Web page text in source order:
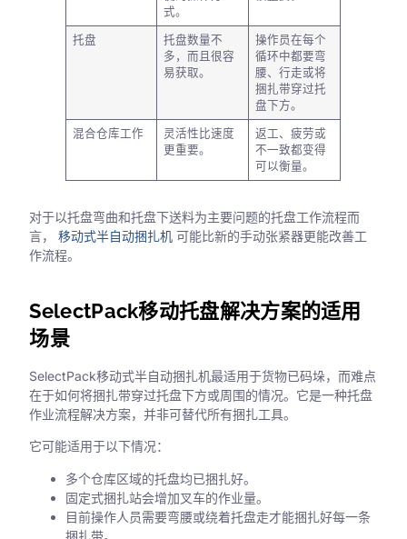
式。
托盘
托盘数量不
多，而且很容
易获取。
操作员在每个
循环中都要弯
腰、行走或将
捆扎带穿过托
盘下方。
混合仓库工作
灵活性比速度
更重要。
返工、疲劳或
不一致都变得
可以衡量。
对于以托盘弯曲和托盘下送料为主要问题的托盘工作流程而
言，移动式半自动捆扎机 可能比新的手动张紧器更能改善工
作流程。
SelectPack移动托盘解决方案的适用
场景
SelectPack移动式半自动捆扎机最适用于货物已码垛，而难点
在于如何将捆扎带穿过托盘下方或周围的情况。它是一种托盘
作业流程解决方案，并非可替代所有捆扎工具。
它可能适用于以下情况：
多个仓库区域的托盘均已捆扎好。
固定式捆扎站会增加叉车的作业量。
目前操作人员需要弯腰或绕着托盘走才能捆扎好每一条
捆扎带。